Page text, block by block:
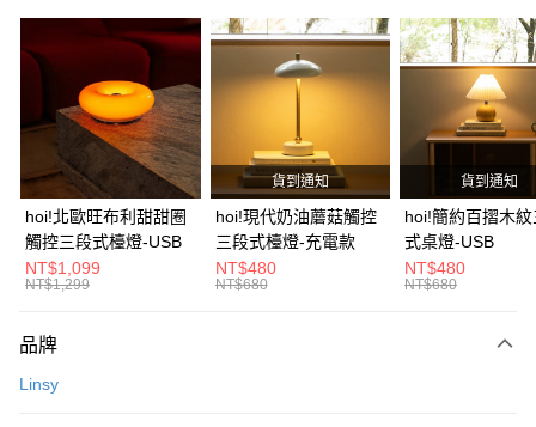
信用卡分期付款
3 期 0 利率 每期 21家銀行
合作金庫商業銀行
第一商業銀行
華南商業銀行
彰化商業銀行
上海商業儲蓄銀行
台北富邦商業銀行
國泰世華商業銀行
兆豐國際商業銀行
臺灣中小企業銀行
台中商業銀行
匯豐（台灣）商業銀行
華泰商業銀行
聯邦商業銀行
遠東國際商業銀行
元大商業銀行
台灣樂天信用卡公司
6 期 0 利率 每期NT$1,346 21家銀行
合作金庫商業銀行
第一商業銀行
華南商業銀行
彰化商業銀行
上海商業儲蓄銀行
台北富邦商業銀行
國泰世華商業銀行
兆豐國際商業銀行
臺灣中小企業銀行
台中商業銀行
匯豐（台灣）商業銀行
聯邦商業銀行
玉山商業銀行
台灣樂天信用卡公司
LINE Pay
Apple Pay
街口支付
AFTEE先享後付
【關於「AFTEE先享後付」】
AFTEE先享後付是「在收到商品之後才付款」的支付方式。 讓您購物簡單
便利好安心！
hoi!北歐旺布利甜甜圈
觸控三段式檯燈-USB
NT$1,099
NT$1,299
貨到通知
hoi!現代奶油蘑菇觸控
三段式檯燈-充電款
NT$480
NT$680
貨到通知
hoi!簡約百摺木
式桌燈-USB
NT$480
NT$680
品牌
Linsy